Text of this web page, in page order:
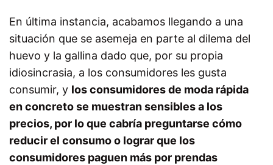
En última instancia, acabamos llegando a una
situación que se asemeja en parte al dilema del
huevo y la gallina dado que, por su propia
idiosincrasia, a los consumidores les gusta
consumir, y los consumidores de moda rápida
en concreto se muestran sensibles a los
precios, por lo que cabría preguntarse cómo
reducir el consumo o lograr que los
consumidores paguen más por prendas